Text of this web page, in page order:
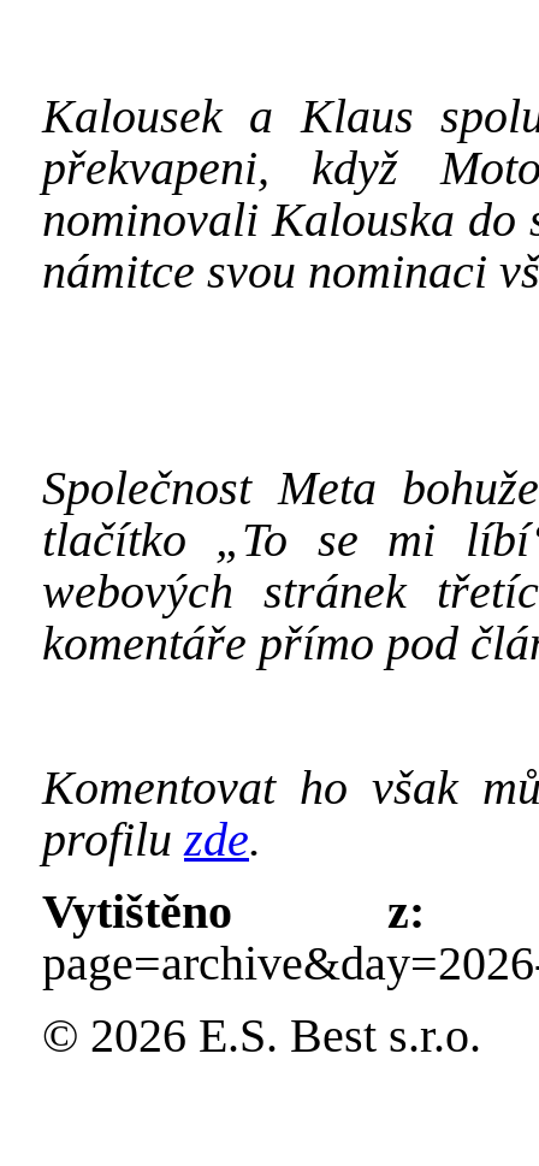
Kalousek a Klaus
překvapeni, když
nominovali Kalouska do
námitce svou nominaci
Společnost Meta
tlačítko „To se mi
webových stránek
komentáře přímo pod
Komentovat ho však
profiluzde.
Vytištěno z:
© 2026 E.S. Best s.r.o.